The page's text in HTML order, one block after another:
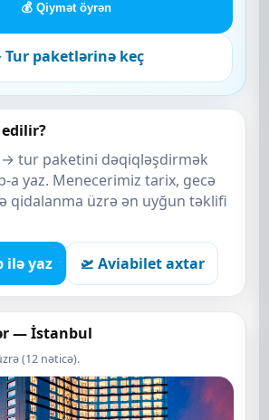
💰 Qiymət öyrən
Tur paketlərinə keç
edilir?
→ tur paketini dəqiqləşdirmək
a yaz. Menecerimiz tarix, gecə
qidalanma üzrə ən uyğun təklifi
ilə yaz 🛫 Aviabilet axtar
— İstanbul
(12 nəticə).